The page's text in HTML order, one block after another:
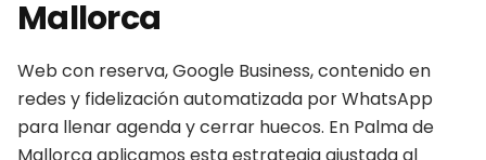
Mallorca
Web con reserva, Google Business, contenido en
redes y fidelización automatizada por WhatsApp
para llenar agenda y cerrar huecos. En Palma de